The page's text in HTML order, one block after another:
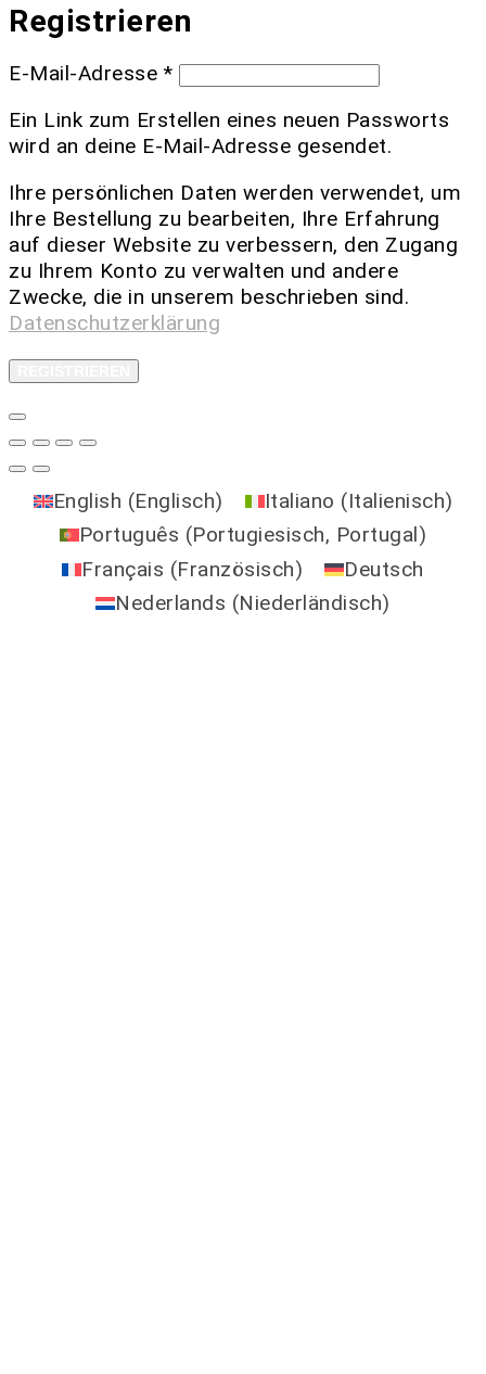
Registrieren
E-Mail-Adresse *
Ein Link zum Erstellen eines neuen Passworts
wird an deine E-Mail-Adresse gesendet.
Ihre persönlichen Daten werden verwendet, um
Ihre Bestellung zu bearbeiten, Ihre Erfahrung
auf dieser Website zu verbessern, den Zugang
zu Ihrem Konto zu verwalten und andere
Zwecke, die in unserem beschrieben sind.
Datenschutzerklärung
English (Englisch) Italiano (Italienisch)
Português (Portugiesisch, Portugal)
Français (Französisch)
Deutsch
Nederlands (Niederländisch)